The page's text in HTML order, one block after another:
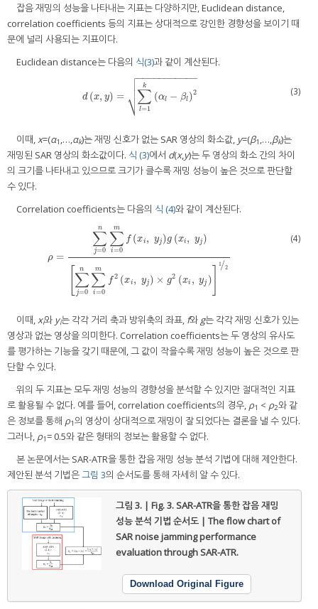
잡음 재밍의 성능을 나타내는 지표는 다양하지만, Euclidean distance,
correlation coefficients 등의 지표는 상대적으로 강인한 경향성을 보이기 때
문에 널리 사용되는 지표이다.
Euclidean distance는 다음의 식(3)과 같이 계산된다.
d (x, y) = ∑
l=1
k
(αl − βl )2
− −
−−−−−−−−−

⎷


dx ,y= ∑ = 1k α l−βl 2 (3)
이때,x=(α1 ,…,αk)는 재밍 신호가 없는 SAR 영상의 화소값, y=(β1 ,…,βk)는
재밍된 SAR 영상의 화소값이다. 식 (3)에서 d(x,y)는 두 영상의 화소 간의 차이
의 크기를 나타내고 있으므로 크기가 클수록 재밍 성능이 높은 것으로 판단할
수 있다.
Correlation coefficients는 다음의 식 (4)와 같이 계산된다.
ρ =
∑
j=0
n ∑
i=0
m
f (xi , yj )g (xi , yj )
∑
j=0
n ∑
i=0
m
f2 (xi , yj ) × g2 (xi , yj )
1 2
/
ρ=∑j =0n∑i=0mfxi,yjgxi,yj∑j=0n∑i=0mf2xi,yj×g2
(4)
이때,xi와 yi는 각각 거리 축과 방위축의 좌표, f와 g는 각각 재밍 신호가 있는
영상과 없는 영상을 의미한다. Correlation coefficients는 두 영상의 유사도
를 평가하는 기능을 갖기 때문에, 그 값이 작을수록 재밍 성능이 높은 것으로 판
단할 수 있다.
위의 두 지표는 모두 재밍 성능의 경향성을 분석할 수 있지만 절대적인 지표
로 활용될 수 없다. 예를 들어, correlation coefficients의 경우, ρ1 < ρ2와 같
은 정보를 통해 ρ1의 영상이 상대적으로 재밍이 잘 되었다는 결론을 낼 수 있다.
그러나, ρ1= 0.5와 같은 형태의 정보는 활용할 수 없다.
본 논문에서는 SAR-ATR을 통한 잡음 재밍 성능 분석 기법에 대해 제안한다.
제안된 분석 기법은그림 3의 순서도를 통해 자세히 알 수 있다.
그림 3. | Fig. 3.SAR-ATR을 통한 잡음 재밍
성능 분석 기법 순서도 | The flow chart of
SAR noise jamming performance
evaluation through SAR-ATR.
Download Original Figure